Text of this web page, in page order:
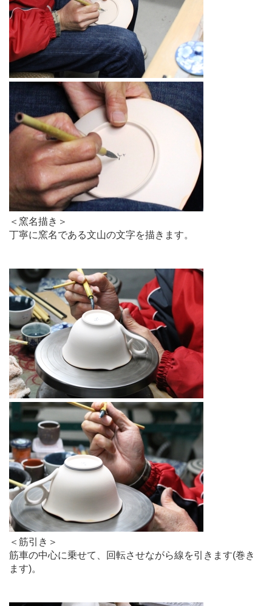
＜窯名描き＞
丁寧に窯名である文山の文字を描きます。
＜筋引き＞
筋車の中心に乗せて、回転させながら線を引きます(巻き
ます)。